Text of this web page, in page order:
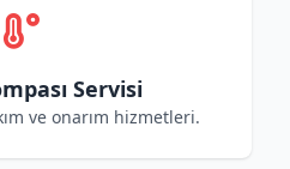
Servisi
ve onarım hizmetleri.